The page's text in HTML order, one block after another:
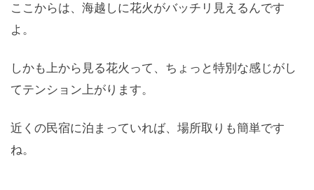
ここからは、海越しに花火がバッチリ見えるんです
よ。
しかも上から見る花火って、ちょっと特別な感じがし
てテンション上がります。
近くの民宿に泊まっていれば、場所取りも簡単です
ね。